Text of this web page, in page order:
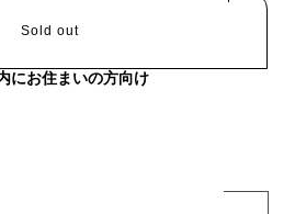
Sold out
にお住まいの方向け